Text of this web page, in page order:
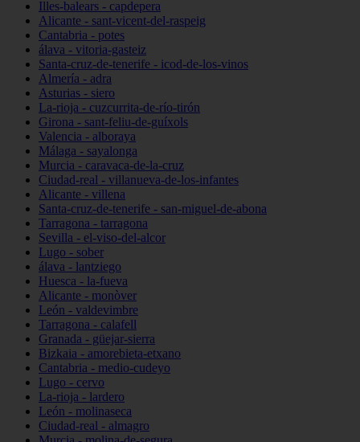
Illes-balears - capdepera
Alicante - sant-vicent-del-raspeig
Cantabria - potes
álava - vitoria-gasteiz
Santa-cruz-de-tenerife - icod-de-los-vinos
Almería - adra
Asturias - siero
La-rioja - cuzcurrita-de-río-tirón
Girona - sant-feliu-de-guíxols
Valencia - alboraya
Málaga - sayalonga
Murcia - caravaca-de-la-cruz
Ciudad-real - villanueva-de-los-infantes
Alicante - villena
Santa-cruz-de-tenerife - san-miguel-de-abona
Tarragona - tarragona
Sevilla - el-viso-del-alcor
Lugo - sober
álava - lantziego
Huesca - la-fueva
Alicante - monòver
León - valdevimbre
Tarragona - calafell
Granada - güejar-sierra
Bizkaia - amorebieta-etxano
Cantabria - medio-cudeyo
Lugo - cervo
La-rioja - lardero
León - molinaseca
Ciudad-real - almagro